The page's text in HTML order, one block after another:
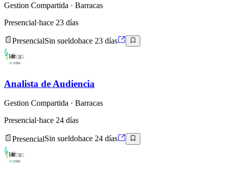
Gestion Compartida · Barracas
Presencial·hace 23 días
PresencialSin sueldohace 23 días
Analista de Audiencia
Gestion Compartida · Barracas
Presencial·hace 24 días
PresencialSin sueldohace 24 días